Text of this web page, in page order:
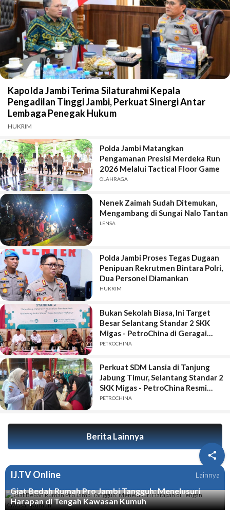

Kapolda Jambi Terima Silaturahmi Kepala
Pengadilan Tinggi Jambi, Perkuat Sinergi Antar
Lembaga Penegak Hukum
HUKRIM
Polda Jambi Matangkan
Pengamanan Presisi Merdeka Run
2026 Melalui Tactical Floor Game
OLAHRAGA
Nenek Zaimah Sudah Ditemukan,
Mengambang di Sungai Nalo Tantan
LENSA
Polda Jambi Proses Tegas Dugaan
Penipuan Rekrutmen Bintara Polri,
Dua Personel Diamankan
HUKRIM
Bukan Sekolah Biasa, Ini Target
Besar Selantang Standar 2 SKK
Migas - PetroChina di Geragai
Tanjung Jabung Timur
PETROCHINA
Perkuat SDM Lansia di Tanjung
Jabung Timur, Selantang Standar 2
SKK Migas - PetroChina Resmi
Bergulir di Geragai
PETROCHINA
Berita Lainnya
IJ.TV Online Lainnya
Giat Bedah Rumah Pro Jambi Tangguh: Menelusuri
Harapan di Tengah Kawasan Kumuh